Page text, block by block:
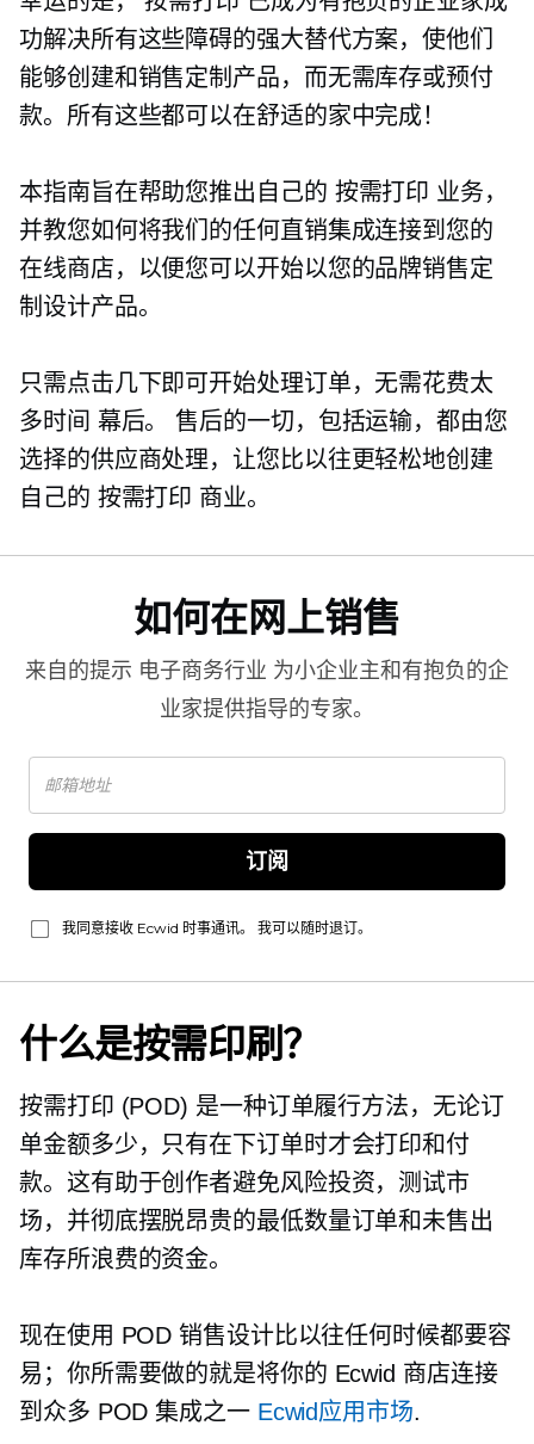
功解决所有这些障碍的强大替代方案，使他们
能够创建和销售定制产品，而无需库存或预付
款。所有这些都可以在舒适的家中完成！
本指南旨在帮助您推出自己的 按需打印 业务，
并教您如何将我们的任何直销集成连接到您的
在线商店，以便您可以开始以您的品牌销售定
制设计产品。
只需点击几下即可开始处理订单，无需花费太
多时间 幕后。
售后的一切，包括运输，都由您
选择的供应商处理，让您比以往更轻松地创建
自己的 按需打印 商业。
如何在网上销售
来自的提示 电子商务行业 为小企业主和有抱负的企
业家提供指导的专家。
订阅
我同意接收 Ecwid 时事通讯。 我可以随时退订。
什么是按需印刷？
按需打印 (POD) 是一种订单履行方法，无论订
单金额多少，只有在下订单时才会打印和付
款。这有助于创作者避免风险投资，测试市
场，并彻底摆脱昂贵的最低数量订单和未售出
库存所浪费的资金。
现在使用 POD 销售设计比以往任何时候都要容
易；你所需要做的就是将你的 Ecwid 商店连接
到众多 POD 集成之一Ecwid应用市场.